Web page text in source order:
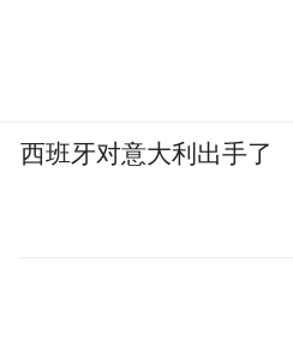
西班牙对意大利出手了